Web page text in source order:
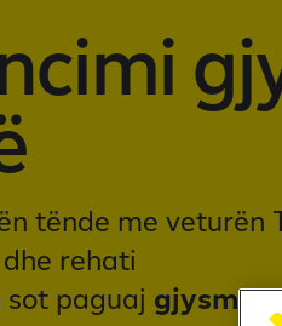
tënde me veturën
rehati
sot paguaj gjysmën